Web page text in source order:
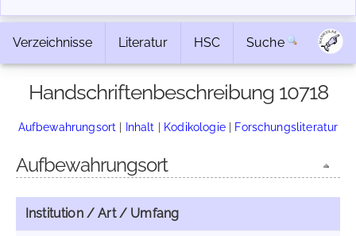
Verzeichnisse Literatur HSC Suche
Handschriftenbeschreibung 10718
Aufbewahrungsort | Inhalt | Kodikologie| Forschungsliteratur
Aufbewahrungsort
Institution / Art / Umfang